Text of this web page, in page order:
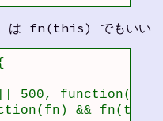
fn(this) でもいい
500, function(){
&& fn(this)